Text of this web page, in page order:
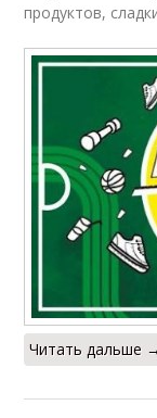
продуктов,
Читать дальше